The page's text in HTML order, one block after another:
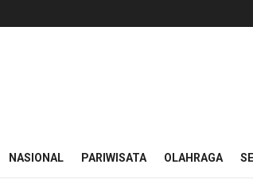
NASIONAL PARIWISATA OLAHRAGA